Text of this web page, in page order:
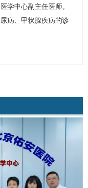
学中心副主任医师。
病、甲状腺疾病的诊